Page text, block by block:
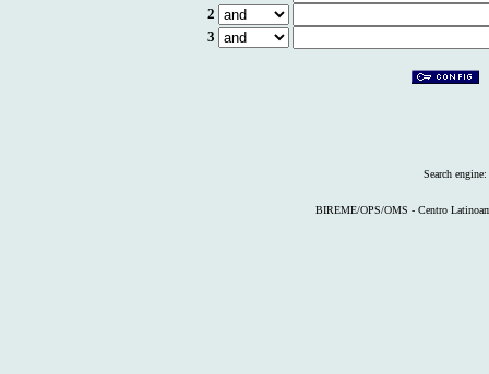
2
3
Search engine:
BIREME/OPS/OMS - Centro